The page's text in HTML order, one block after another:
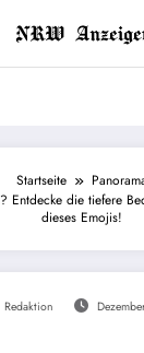
Startseite
? Entdecke die tiefere
dieses Emojis!
Redaktion